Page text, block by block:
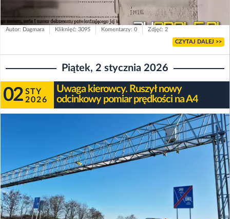
Autor: Dagmara Kliknięć: 3095 Komentarzy: 0 Zdjęć: 2
CZYTAJ DALEJ >>
Piątek, 2 stycznia 2026
02 STY
2026
Uwaga kierowcy. Ruszył nowy
odcinkowy pomiar prędkości na A4